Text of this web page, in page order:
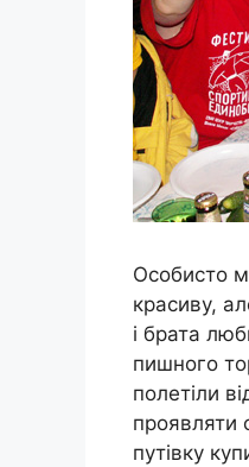
Особисто
красиву,
і брата
пишного
полетіли
проявляти
путівку